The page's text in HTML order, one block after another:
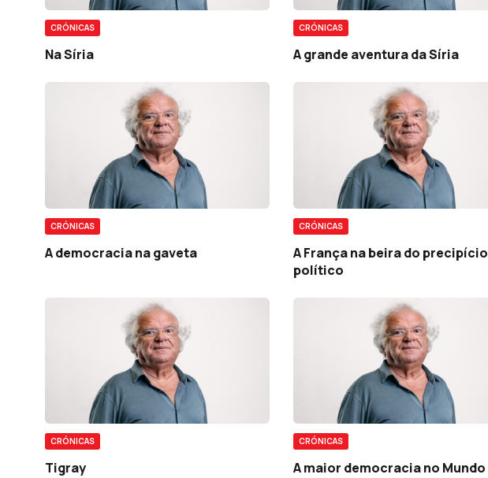
CRÓNICAS
Na Síria
CRÓNICAS
A grande aventura da Síria
CRÓNICAS
A democracia na gaveta
CRÓNICAS
A França na beira do precipício
político
CRÓNICAS
Tigray
CRÓNICAS
A maior democracia no Mundo